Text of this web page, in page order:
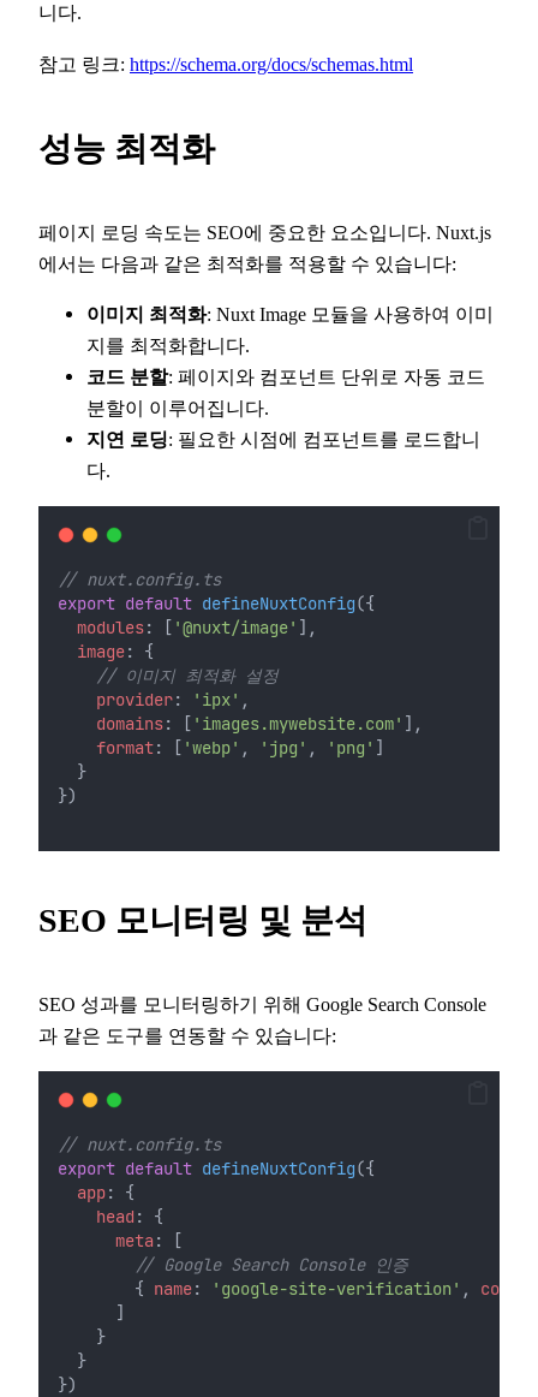
니다.
참고 링크: https://schema.org/docs/schemas.html
성능 최적화
페이지 로딩 속도는 SEO에 중요한 요소입니다. Nuxt.js
에서는 다음과 같은 최적화를 적용할 수 있습니다:
이미지 최적화: Nuxt Image 모듈을 사용하여 이미
지를 최적화합니다.
코드 분할: 페이지와 컴포넌트 단위로 자동 코드
분할이 이루어집니다.
지연 로딩: 필요한 시점에 컴포넌트를 로드합니
다.
// nuxt.config.ts
export default defineNuxtConfig({
modules: [ '@nuxt/image'
],
image: {
// 이미지 최적화 설정
provider: 'ipx' ,
domains: [ 'images.mywebsite.com'
],
format: [ 'webp' , 'jpg' , 'png'
  }
})
SEO 모니터링 및 분석
SEO 성과를 모니터링하기 위해 Google Search Console
과 같은 도구를 연동할 수 있습니다:
// nuxt.config.ts
export default defineNuxtConfig({
app: {
head : {
meta: [
// Google Search Console 인증
        {
name: 'google-site-verification' ,
      ]
    }
  }
})